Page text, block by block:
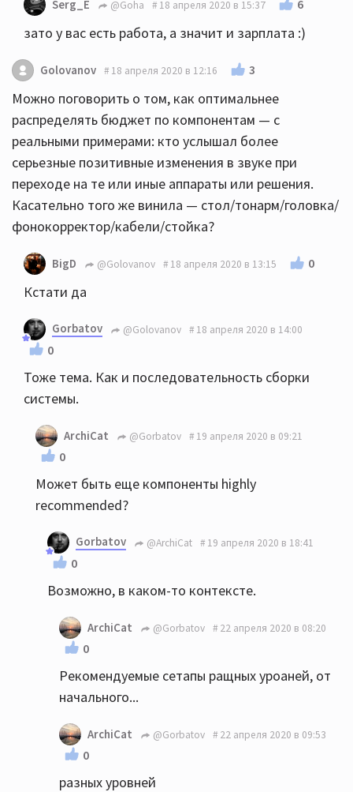
Serg_E @Goha 18 апреля 2020 в 15:37 6
зато у вас есть работа, а значит и зарплата :)
Golovanov 18 апреля 2020 в 12:16 3
Можно поговорить о том, как оптимальнее
распределять бюджет по компонентам — с
реальными примерами: кто услышал более
серьезные позитивные изменения в звуке при
переходе на те или иные аппараты или решения.
Касательно того же винила — стол/тонарм/головка/
фонокорректор/кабели/стойка?
BigD @Golovanov 18 апреля 2020 в 13:15 0
Кстати да
Gorbatov @Golovanov 18 апреля 2020 в 14:00
0
Тоже тема. Как и последовательность сборки
системы.
ArchiCat @Gorbatov 19 апреля 2020 в 09:21
0
Может быть еще компоненты highly
recommended?
Gorbatov @ArchiCat 19 апреля 2020 в 18:41
0
Возможно, в каком-то контексте.
ArchiCat @Gorbatov 22 апреля 2020 в 08:20
0
Рекомендуемые сетапы ращных уроаней, от
начального...
ArchiCat @Gorbatov 22 апреля 2020 в 09:53
0
разных уровней